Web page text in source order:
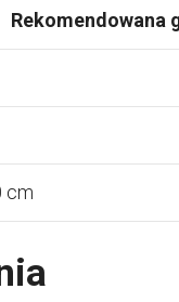
Rekomendowana
cm